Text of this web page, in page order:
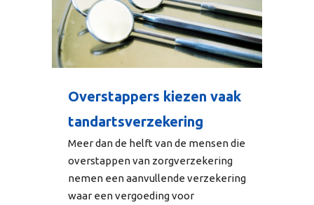
Overstappers kiezen vaak
tandartsverzekering
Meer dan de helft van de mensen die
overstappen van zorgverzekering
nemen een aanvullende verzekering
waar een vergoeding voor